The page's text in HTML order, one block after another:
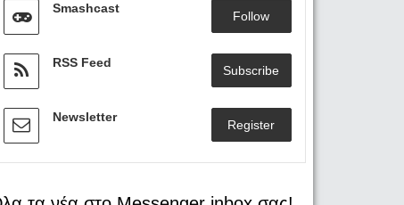
Smashcast
Follow
RSS Feed
Subscribe
Newsletter
Register